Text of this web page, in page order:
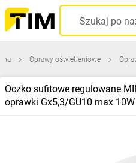
Oprawy oświetleniowe
Oczko sufitowe regulowane
oprawki Gx5,3/GU10 max